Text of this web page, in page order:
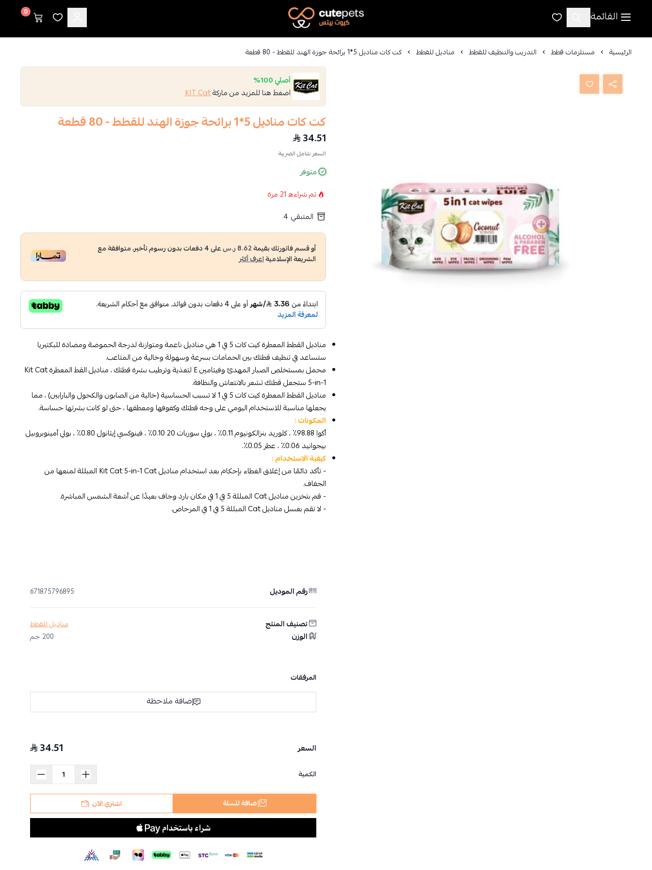
القائمة Cutepets
0
الرئيسية مستلزمات قطط التدريب والتنظيف للقطط مناديل للقطط كت كات مناديل 5*1 برائحة جوزة الهند للقطط - 80 قطعة
أصلي 100%
اضغط هنا للمزيد من ماركةKIT Cat
كت كات مناديل 5*1 برائحة جوزة الهند للقطط - 80 قطعة
34.51
السعر شامل الضريبة
متوفر
تم شراءه21 مرة
المتبقي 4
أو قسم فاتورتك بقيمة8.62 ر.س على4دفعات بدون رسوم تأخير، متوافقة مع
الشريعة الإسلاميةاعرف أكثر
مناديل القطط المعطرة كيت كات 5 في 1 هي مناديل ناعمة ومتوازنة لدرجة الحموضة ومضادة للبكتيريا
ستساعد في تنظيف قطتك بين الحمامات بسرعة وسهولة وخالية من المتاعب.
محمل بمستخلص الصبار المهدئ وفيتامين E لتغذية وترطيب بشرة قطتك ، مناديل القط المعطرة Kit Cat
5-in-1 ستجعل قطتك تشعر بالانتعاش والنظافة.
مناديل القطط المعطرة كيت كات 5 في 1 لا تسبب الحساسية (خالية من الصابون والكحول والبارابين) ، مما
يجعلها مناسبة للاستخدام اليومي على وجه قطتك وكفوفها ومعطفها ، حتى لو كانت بشرتها حساسة.
المكونات :
أكوا 98.88٪ ، كلوريد بنزالكونيوم 0.11٪ ، بولي سوربات 20 0.10٪ ، فينوكسي إيثانول 0.80٪ ، بولي أمينوبروبيل
بيجوانيد 0.06٪ ، عطر 0.05٪.
كيفية الاستخدام :
- تأكد دائمًا من إغلاق الغطاء بإحكام بعد استخدام مناديل Kit Cat 5-in-1 Cat المبللة لمنعها من
الجفاف.
- قم بتخزين مناديل Cat المبللة 5 في 1 في مكان بارد وجاف بعيدًا عن أشعة الشمس المباشرة.
- لا تقم بغسل مناديل Cat المبللة 5 في 1 في المرحاض.
رقم الموديل 671875796895
تصنيف المنتج مناديل للقطط
الوزن 200 جم
المرفقات
إضافة ملاحظة
السعر 34.51
الكمية
إضافة للسلة اشتري الآن